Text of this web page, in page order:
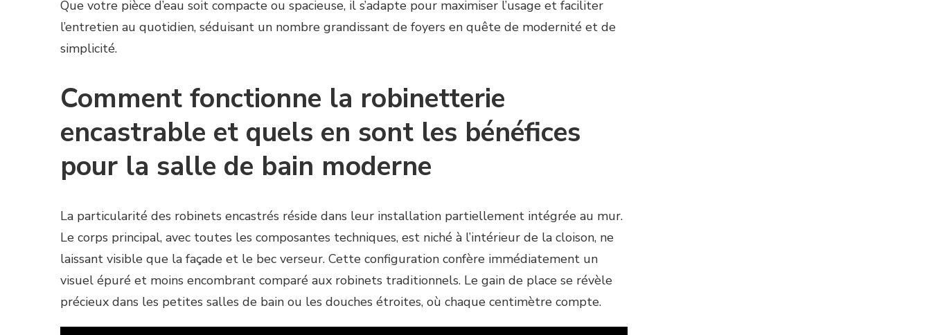
Que votre pièce d’eau soit compacte ou spacieuse, il s’adapte pour maximiser l’usage et faciliter
l’entretien au quotidien, séduisant un nombre grandissant de foyers en quête de modernité et de
simplicité.
Comment fonctionne la robinetterie
encastrable et quels en sont les bénéfices
pour la salle de bain moderne
La particularité des robinets encastrés réside dans leur installation partiellement intégrée au mur.
Le corps principal, avec toutes les composantes techniques, est niché à l’intérieur de la cloison, ne
laissant visible que la façade et le bec verseur. Cette configuration confère immédiatement un
visuel épuré et moins encombrant comparé aux robinets traditionnels. Le gain de place se révèle
précieux dans les petites salles de bain ou les douches étroites, où chaque centimètre compte.